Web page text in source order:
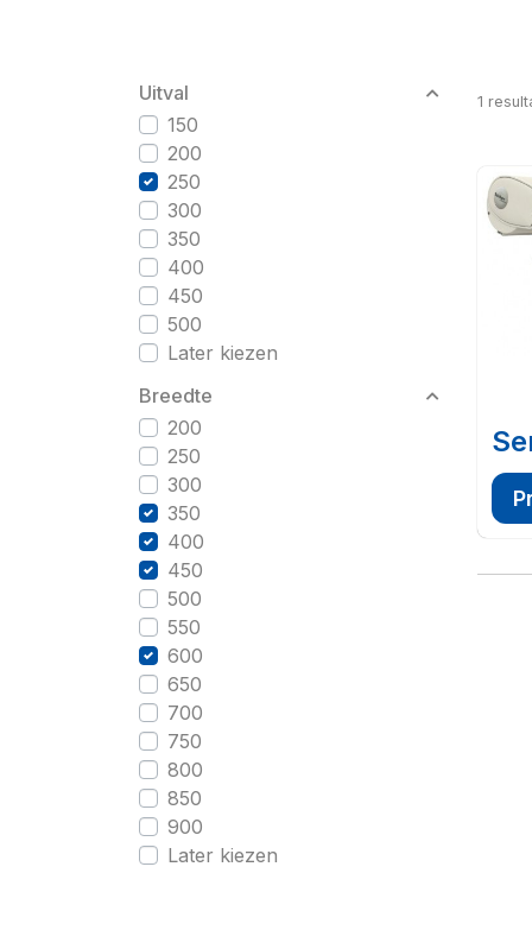
Uitval
150
200
250
300
350
400
450
500
Later kiezen
Breedte
200
250
300
350
400
450
500
550
600
650
700
750
800
850
900
Later kiezen
1